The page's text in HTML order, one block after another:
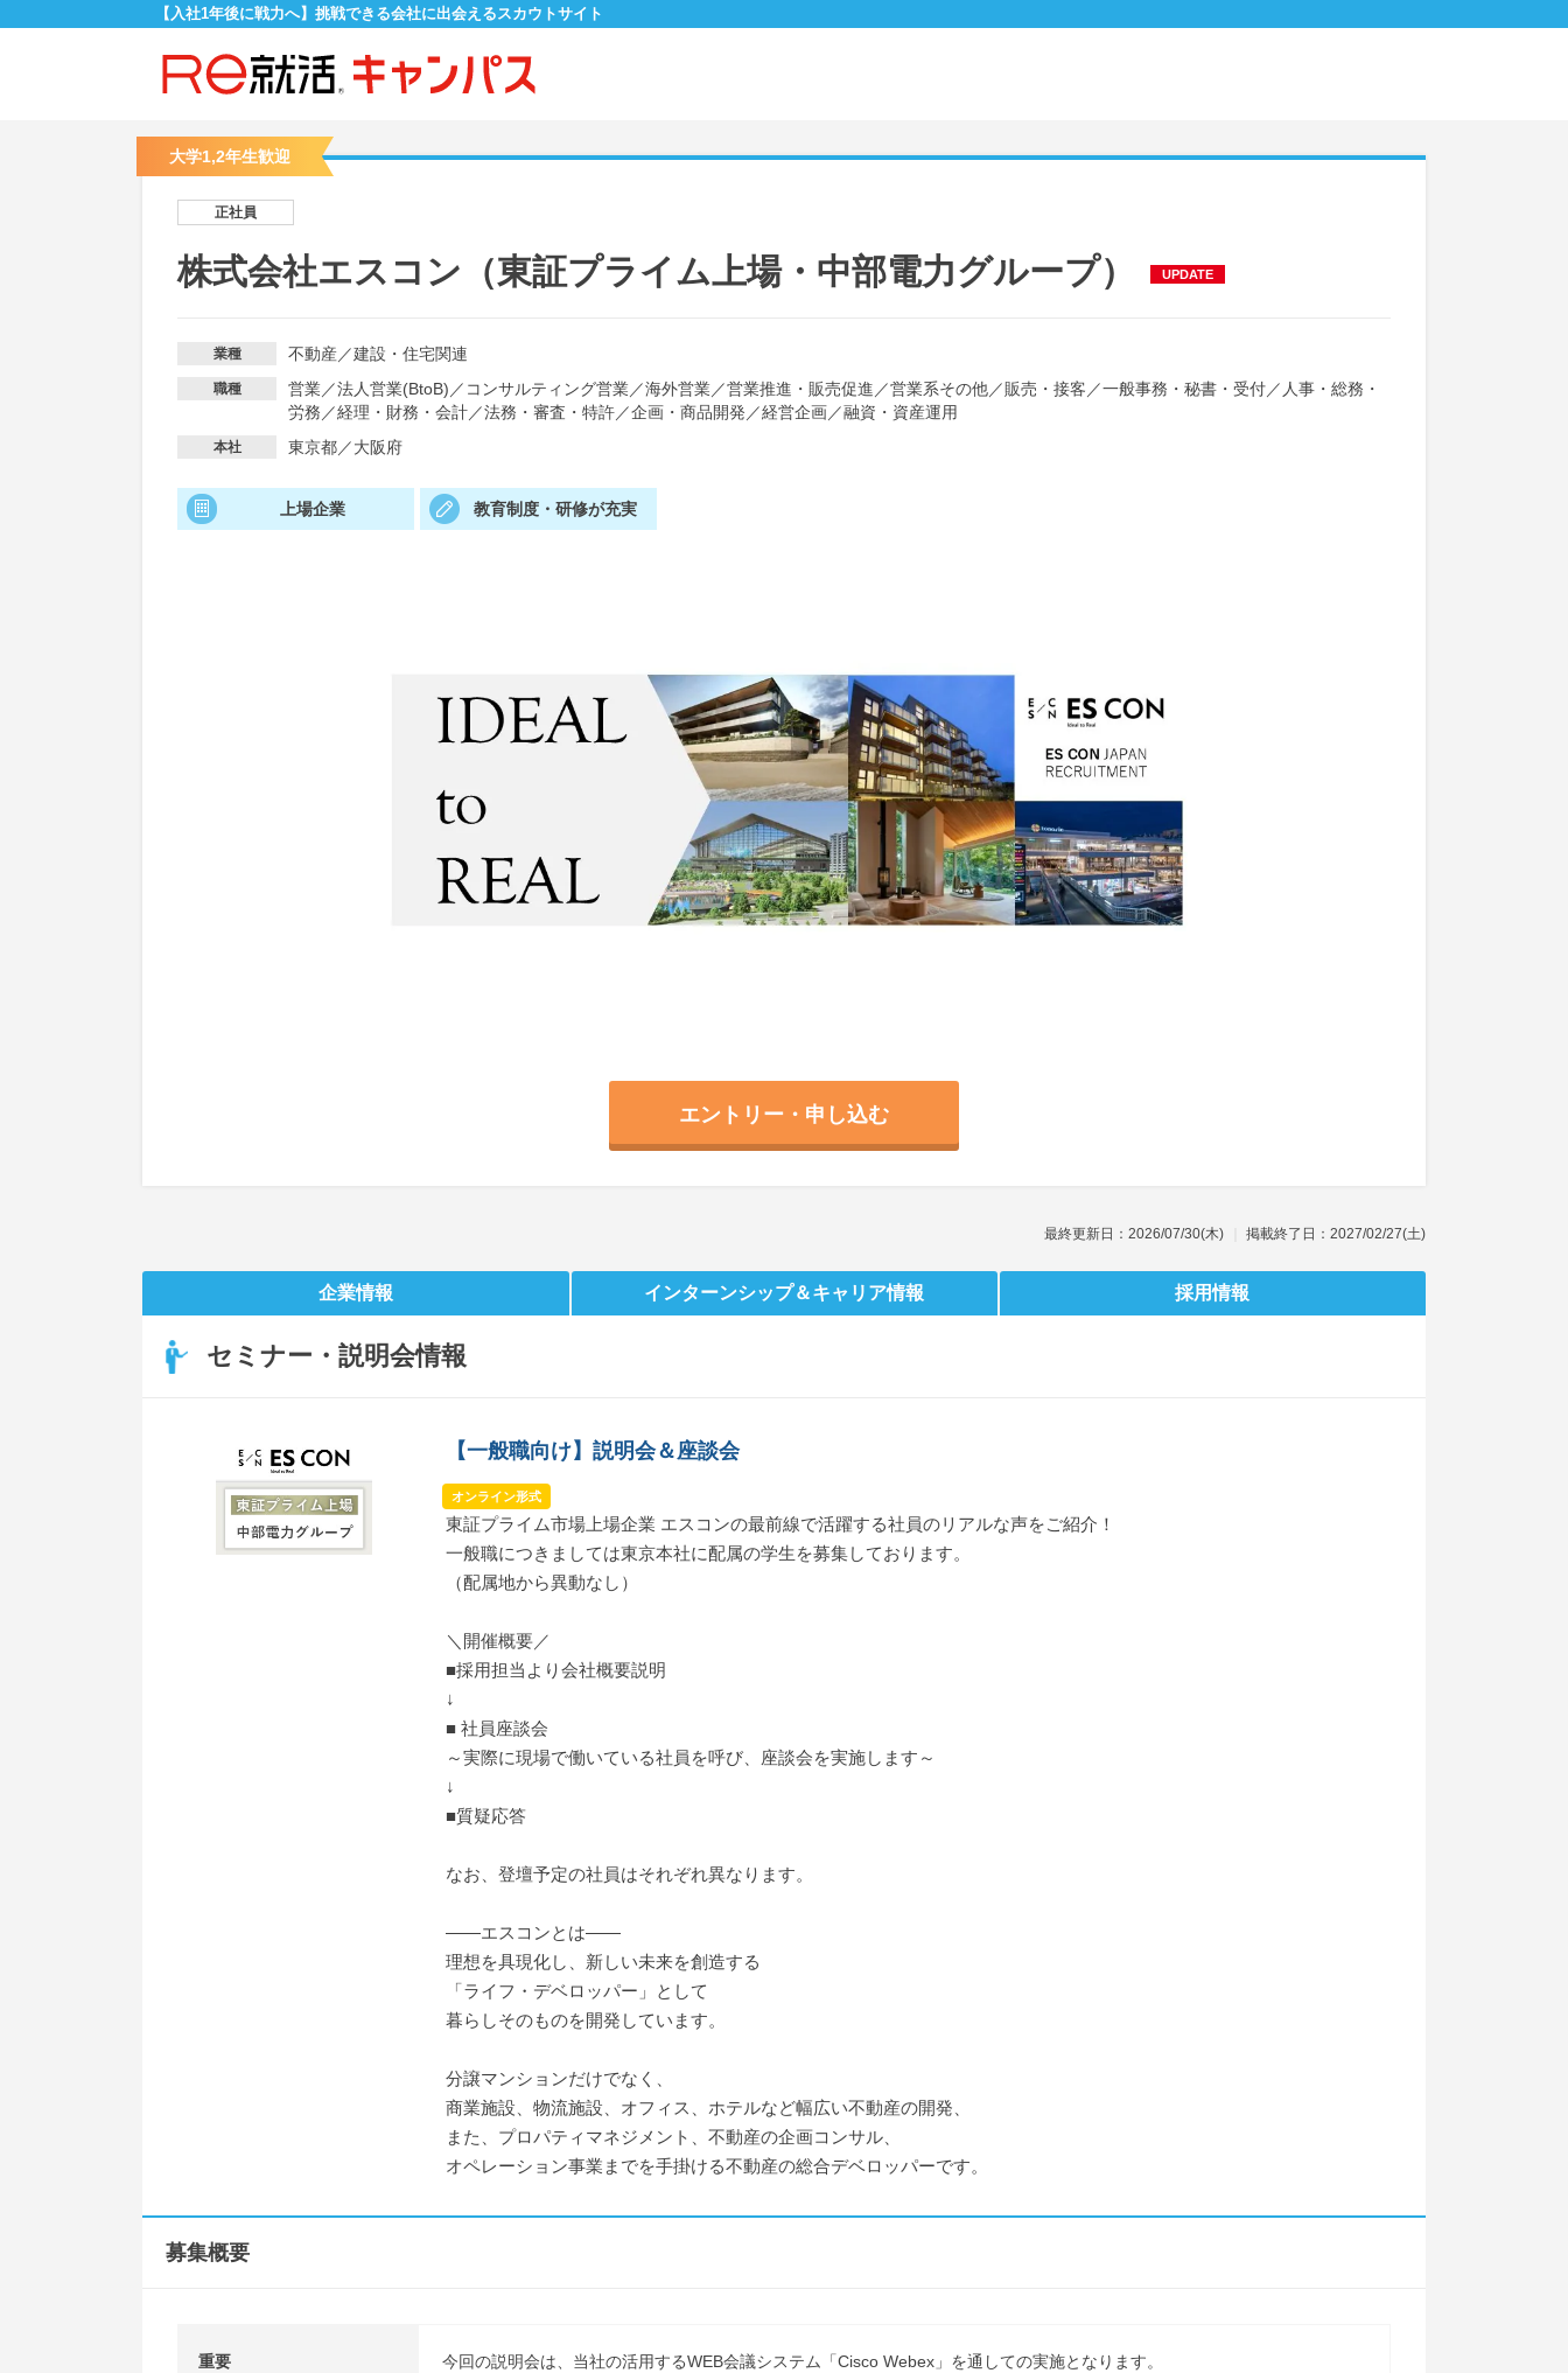
【入社1年後に戦力へ】挑戦できる会社に出会えるスカウトサイト
大学1,2年生歓迎
正社員
株式会社エスコン（東証プライム上場・中部電力グループ） UPDATE
業種 不動産／建設・住宅関連
職種 営業／法人営業(BtoB) ／ コンサルティング営業／海外営業／営業推進・販売促進 ／営業系その他／販売・接客 ／一般事務・秘書・受付／ 人事・総務・
労務 ／経理・財務・会計／法務・審査・特許／企画・商品開発 ／経営企画／融資・資産運用
本社 東京都／大阪府
上場企業 教育制度・研修が充実
エントリー・申し込む
最終更新日：2026/07/30(木) 掲載終了日：2027/02/27(土)
企業情報 インターンシップ＆キャリア情報 採用情報
セミナー・説明会情報
【一般職向け】説明会＆座談会
オンライン形式
東証プライム市場上場企業 エスコンの最前線で活躍する社員のリアルな声をご紹介！
一般職につきましては東京本社に配属の学生を募集しております。
（配属地から異動なし）
＼開催概要／
■採用担当より会社概要説明
↓
■ 社員座談会
～実際に現場で働いている社員を呼び、座談会を実施します～
↓
■質疑応答
なお、登壇予定の社員はそれぞれ異なります。
――エスコンとは――
理想を具現化し、新しい未来を創造する
「ライフ・デベロッパー」として
暮らしそのものを開発しています。
分譲マンションだけでなく、
商業施設、物流施設、オフィス、ホテルなど幅広い不動産の開発、
また、プロパティマネジメント、不動産の企画コンサル、
オペレーション事業までを手掛ける不動産の総合デベロッパーです。
募集概要
重要
今回の説明会は、当社の活用するWEB会議システム「Cisco Webex」を通しての実施となります。